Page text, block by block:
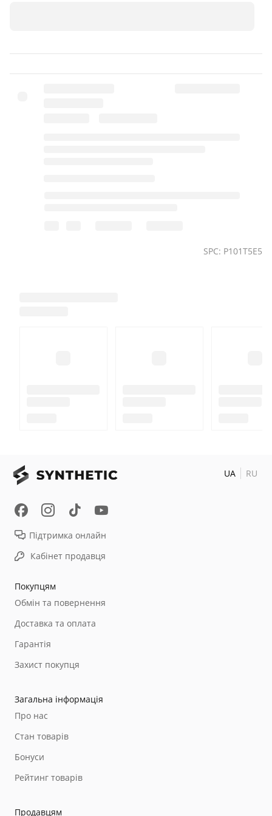
SPC: P101T5E5
Покупцям
Обмін та повернення
Доставка та оплата
Гарантія
Захист покупця
Загальна інформація
Про нас
Стан товарів
Бонуси
Рейтинг товарів
Продавцям
Підтримка онлайн
Кабінет продавця
UA RU